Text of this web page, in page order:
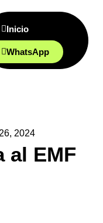
Inicio
WhatsApp
2024
al EMF